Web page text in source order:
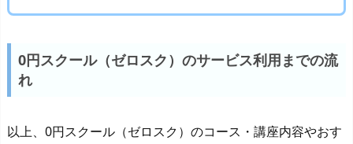
0円スクール（ゼロスク）のサービス利用までの流
れ
以上、0円スクール（ゼロスク）のコース・講座内容やおす